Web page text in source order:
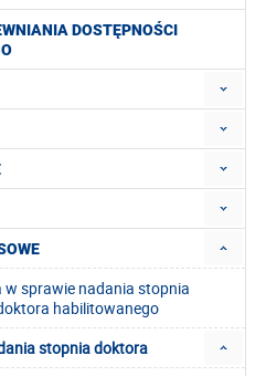
DOSTĘPNOŚCI
sprawie nadania stopnia
habilitowanego
stopnia doktora